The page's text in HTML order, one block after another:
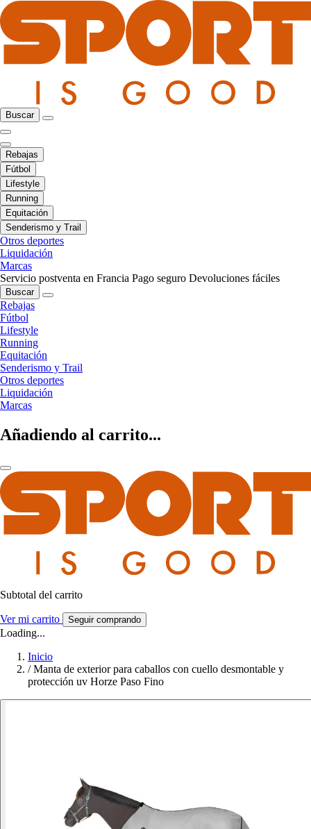
Buscar
Rebajas
Fútbol
Lifestyle
Running
Equitación
Senderismo y Trail
Otros deportes
Liquidación
Marcas
Servicio postventa en Francia Pago seguro Devoluciones fáciles
Buscar
Rebajas
Fútbol
Lifestyle
Running
Equitación
Senderismo y Trail
Otros deportes
Liquidación
Marcas
Añadiendo al carrito...
Subtotal del carrito
Ver mi carrito Seguir comprando
Loading...
Inicio
/ Manta de exterior para caballos con cuello desmontable y
protección uv Horze Paso Fino